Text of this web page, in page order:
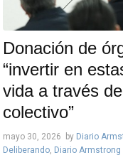
Donación de
“invertir en
vida a través
colectivo”
mayo 30, 2026 by Diario
Deliberando Diario Armstrong